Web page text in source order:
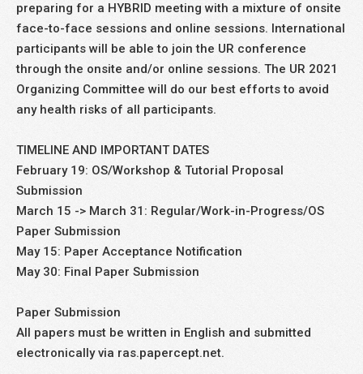
preparing for a HYBRID meeting with a mixture of onsite
face-to-face sessions and online sessions. International
participants will be able to join the UR conference
through the onsite and/or online sessions. The UR 2021
Organizing Committee will do our best efforts to avoid
any health risks of all participants.
TIMELINE AND IMPORTANT DATES
February 19: OS/Workshop & Tutorial Proposal
Submission
March 15 -> March 31: Regular/Work-in-Progress/OS
Paper Submission
May 15: Paper Acceptance Notification
May 30: Final Paper Submission
Paper Submission
All papers must be written in English and submitted
electronically via ras.papercept.net.